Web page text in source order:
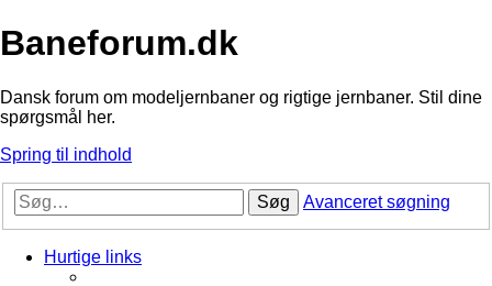
Baneforum.dk
Dansk forum om modeljernbaner og rigtige jernbaner. Stil dine
spørgsmål her.
Spring til indhold
Søg Avanceret søgning
Hurtige links